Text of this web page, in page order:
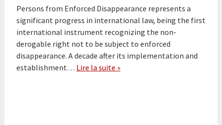
Persons from Enforced Disappearance represents a
significant progress in international law, being the first
international instrument recognizing the non-
derogable right not to be subject to enforced
disappearance. A decade after its implementation and
establishment… Lire la suite »